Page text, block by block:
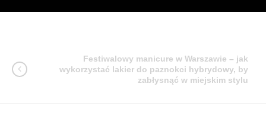
Festiwalowy manicure w Warszawie – jak
wykorzystać lakier do paznokci hybrydowy, by
zabłysnąć w miejskim stylu